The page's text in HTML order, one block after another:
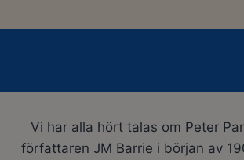
Vi har alla hört talas om Peter
författaren JM Barrie i början av